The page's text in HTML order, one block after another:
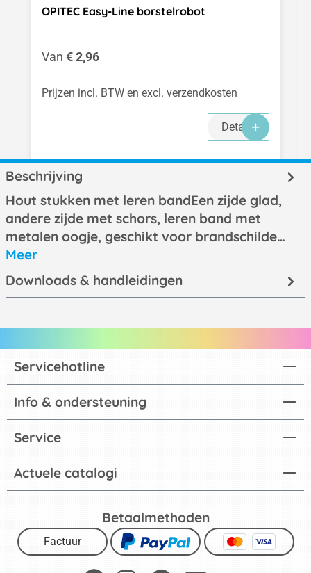
OPITEC Easy-Line borstelrobot
Normale prijs:
Van € 2,96
Prijzen incl. BTW en excl. verzendkosten
Details
Beschrijving
Hout stukken met leren bandEen zijde glad,
andere zijde met schors, leren band met
metalen oogje, geschikt voor brandschilde…
Meer
Downloads & handleidingen
Actuele catalogi
Servicehotline
Info & ondersteuning
Service
Betaalmethoden
Factuur